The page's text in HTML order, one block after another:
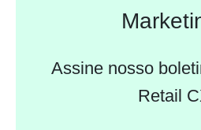
Assine nosso
Retail